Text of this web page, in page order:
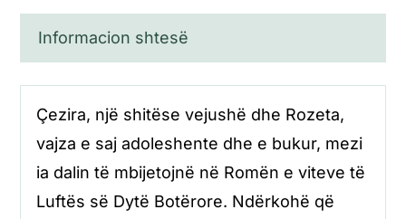
Informacion shtesë
Çezira, një shitëse vejushë dhe Rozeta,
vajza e saj adoleshente dhe e bukur, mezi
ia dalin të mbijetojnë në Romën e viteve të
Luftës së Dytë Botërore. Ndërkohë që